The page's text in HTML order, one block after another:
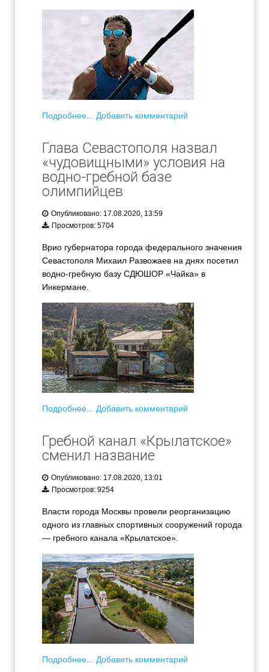
Подробнее... Добавить комментарий
Глава Севастополя назвал
«чудовищными» условия на
водно-гребной базе
олимпийцев
Опубликовано: 17.08.2020, 13:59
Просмотров: 5704
Врио губернатора города федерального значения
Севастополя Михаил Развожаев на днях посетил
водно-гребную базу СДЮШОР «Чайка» в
Инкермане.
Подробнее... Добавить комментарий
Гребной канал «Крылатское»
сменил название
Опубликовано: 17.08.2020, 13:01
Просмотров: 9254
Власти города Москвы провели реорганизацию
одного из главных спортивных сооружений города
— гребного канала «Крылатское».
Подробнее... Добавить комментарий